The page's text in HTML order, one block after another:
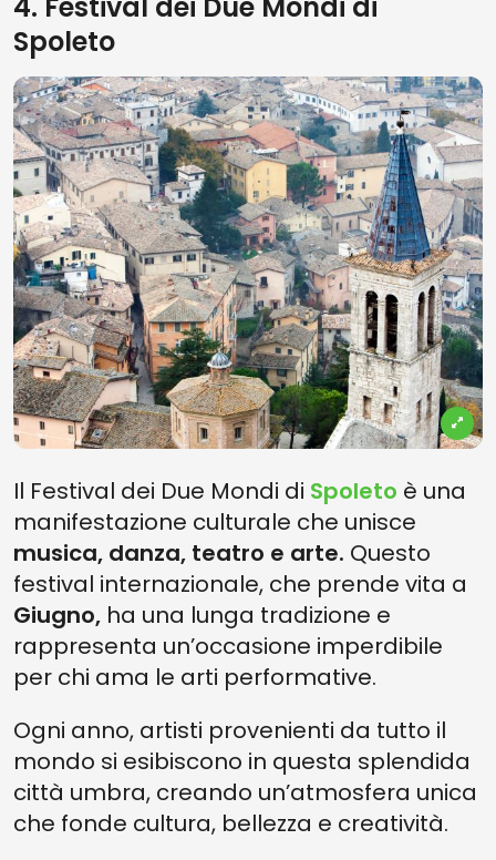
Spoleto
Il Festival dei Due Mondi di Spoleto è una
manifestazione culturale che unisce
musica, danza, teatro e arte. Questo
festival internazionale, che prende vita a
Giugno, ha una lunga tradizione e
rappresenta un’occasione imperdibile
per chi ama le arti performative.
Ogni anno, artisti provenienti da tutto il
mondo si esibiscono in questa splendida
città umbra, creando un’atmosfera unica
che fonde cultura, bellezza e creatività.